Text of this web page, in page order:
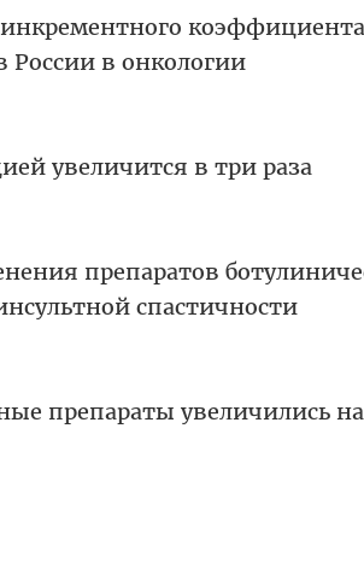
коэффициента
России в онкологии
увеличится в три раза
препаратов
спастичности
препараты увеличились